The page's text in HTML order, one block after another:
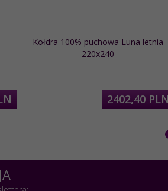
Kołdra 100% puchowa Luna letnia
220x240
2402,40 PLN